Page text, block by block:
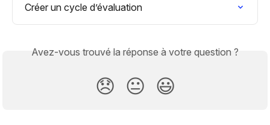
Créer un cycle d’évaluation
Avez-vous trouvé la réponse à votre question ?
😞 😐 😃